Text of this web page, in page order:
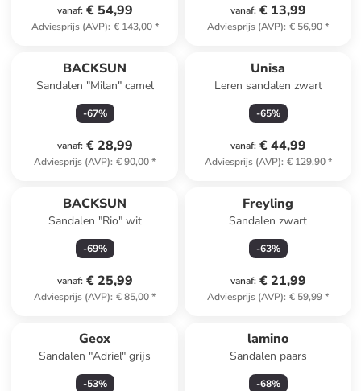
vanaf: € 54,99
Adviesprijs (AVP): € 143,00*
vanaf: € 13,99
Adviesprijs (AVP): € 56,90*
BACKSUN
Sandalen "Milan" camel
-67%
vanaf: € 28,99
Adviesprijs (AVP): € 90,00*
Unisa
Leren sandalen zwart
-65%
vanaf: € 44,99
Adviesprijs (AVP): € 129,90*
BACKSUN
Sandalen "Rio" wit
-69%
vanaf: € 25,99
Adviesprijs (AVP): € 85,00*
Freyling
Sandalen zwart
-63%
vanaf: € 21,99
Adviesprijs (AVP): € 59,99*
Geox
Sandalen "Adriel" grijs
-53%
lamino
Sandalen paars
-68%